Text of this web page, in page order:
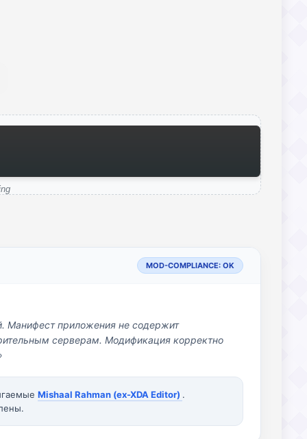
MOD-COMPLIANCE: OK
Манифест приложения не содержит
серверам. Модификация корректно
Mishaal Rahman (ex-XDA Editor) .